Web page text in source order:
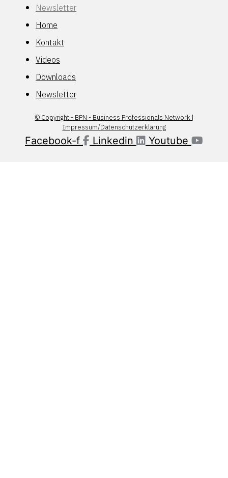
Newsletter
Home
Kontakt
Videos
Downloads
Newsletter
© Copyright - BPN - Business Professionals Network |
Impressum/Datenschutzerklärung
Facebook-f Linkedin Youtube